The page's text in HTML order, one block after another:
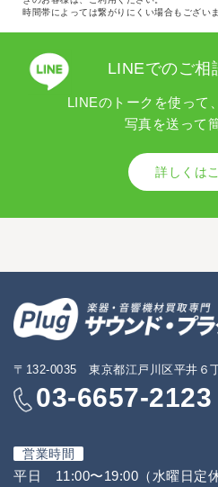
時間帯によっては繋がりにくい場合もござい
LINEでのご相
LINEのトークを使って
写真を送って
詳しくは
〒132-0035 東京都江戸川区平井６
03-6657-2123
営業時間
平日 11:00〜19:00（水曜日定休